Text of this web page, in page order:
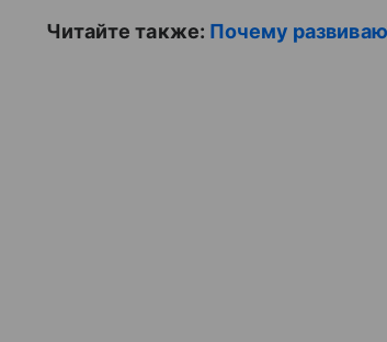
Читайте также: Почему